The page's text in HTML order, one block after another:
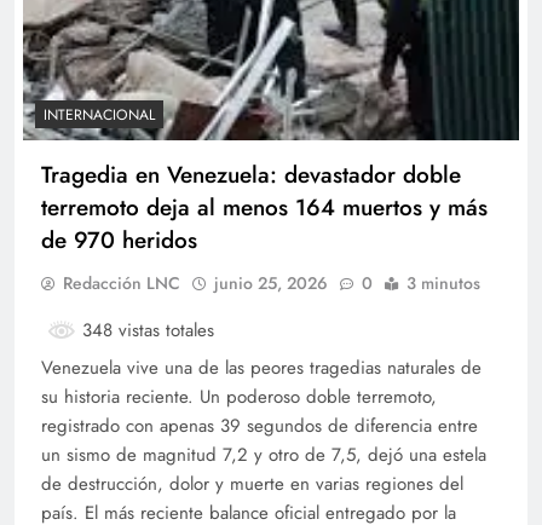
INTERNACIONAL
Tragedia en Venezuela: devastador doble
terremoto deja al menos 164 muertos y más
de 970 heridos
Redacción LNC junio 25, 2026 0 3 minutos
348 vistas totales
Venezuela vive una de las peores tragedias naturales de
su historia reciente. Un poderoso doble terremoto,
registrado con apenas 39 segundos de diferencia entre
un sismo de magnitud 7,2 y otro de 7,5, dejó una estela
de destrucción, dolor y muerte en varias regiones del
país. El más reciente balance oficial entregado por la